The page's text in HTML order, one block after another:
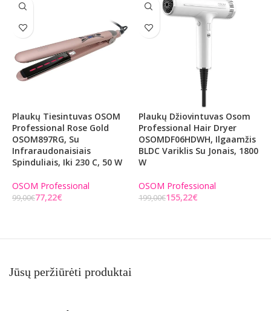
Plaukų Tiesintuvas OSOM
Professional Rose Gold
OSOM897RG, Su
Infraraudonaisiais
Spinduliais, Iki 230 C, 50 W
OSOM Professional
99,00€77,22€
Plaukų Džiovintuvas Osom
Professional Hair Dryer
OSOMDF06HDWH, Ilgaamžis
BLDC Variklis Su Jonais, 1800
W
OSOM Professional
199,00€155,22€
Jūsų peržiūrėti produktai